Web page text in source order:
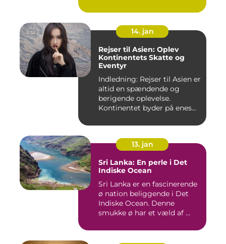
14. jan
Rejser til Asien: Oplev
Kontinentets Skatte og
Eventyr
Indledning: Rejser til Asien er
altid en spændende og
berigende oplevelse.
Kontinentet byder på enes...
13. jan
Sri Lanka: En perle i Det
Indiske Ocean
Sri Lanka er en fascinerende
ø nation beliggende i Det
Indiske Ocean. Denne
smukke ø har et væld af ...